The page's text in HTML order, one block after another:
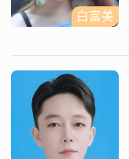
白富美